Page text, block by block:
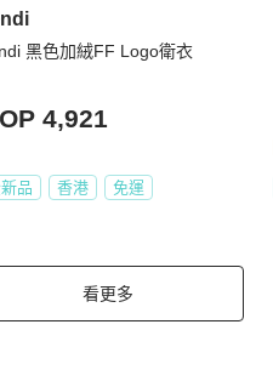
黑色加絨FF Logo衛衣
4,921
品 香港 免運
看更多